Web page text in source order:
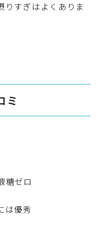
りすぎはよくありま
ミ
糖ゼロ
は優秀